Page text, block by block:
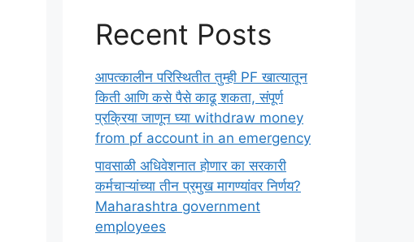
Recent Posts
आपत्कालीन परिस्थितीत तुम्ही PF खात्यातून
किती आणि कसे पैसे काढू शकता, संपूर्ण
प्रक्रिया जाणून घ्या withdraw money
from pf account in an emergency
पावसाळी अधिवेशनात होणार का सरकारी
कर्मचाऱ्यांच्या तीन प्रमुख मागण्यांवर निर्णय?
Maharashtra government
employees